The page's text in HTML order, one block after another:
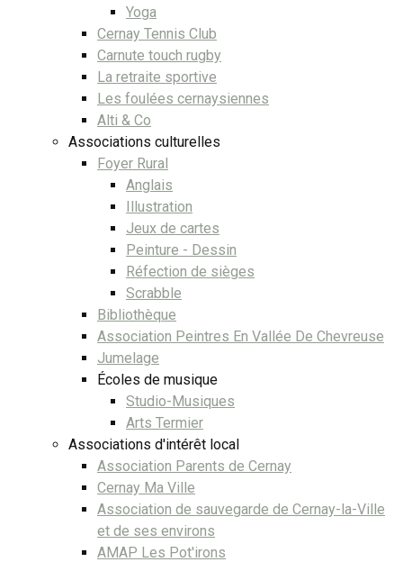
Yoga
Cernay Tennis Club
Carnute touch rugby
La retraite sportive
Les foulées cernaysiennes
Alti & Co
Associations culturelles
Foyer Rural
Anglais
Illustration
Jeux de cartes
Peinture - Dessin
Réfection de sièges
Scrabble
Bibliothèque
Association Peintres En Vallée De Chevreuse
Jumelage
Écoles de musique
Studio-Musiques
Arts Termier
Associations d'intérêt local
Association Parents de Cernay
Cernay Ma Ville
Association de sauvegarde de Cernay-la-Ville
et de ses environs
AMAP Les Pot'irons